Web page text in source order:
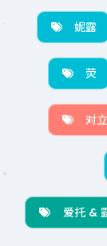
妮露
荧
对立
爱托 &